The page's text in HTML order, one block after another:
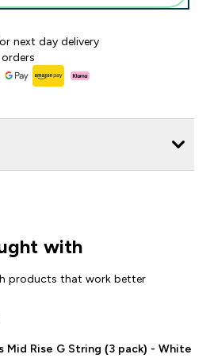
next day delivery
with
products that work better
Mid Rise G String (3 pack) - White